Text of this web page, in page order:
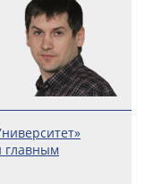
главным